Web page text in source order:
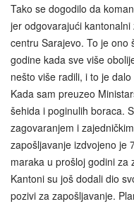
Tako se dogodilo da
jer odgovarajući
centru Sarajevo. To je ono
godine kada sve više
nešto više radili, i to je
Kada sam preuzeo
šehida i poginulih boraca.
zagovaranjem i
zapošljavanje izdvojeno je
maraka u prošloj godini za
Kantoni su još dodali dio
pozivi za zapošljavanje.